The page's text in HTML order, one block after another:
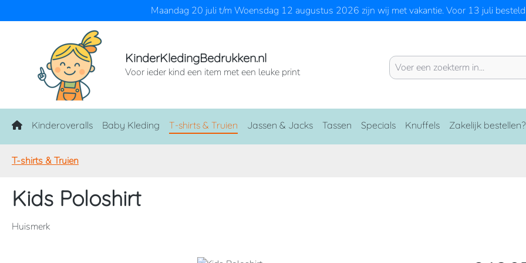
Maandag 20 juli t/m Woensdag 12 augustus 2026 zijn wij met vakantie. Voor 13 juli
KinderKledingBedrukken.nl
Voor ieder kind een item met een leuke print
Home
Kinderoveralls Baby Kleding T-shirts & Truien Jassen & Jacks Tassen Specials Knuffels Zakelijk bestellen?
T-shirts & Truien
Kids Poloshirt
Huismerk